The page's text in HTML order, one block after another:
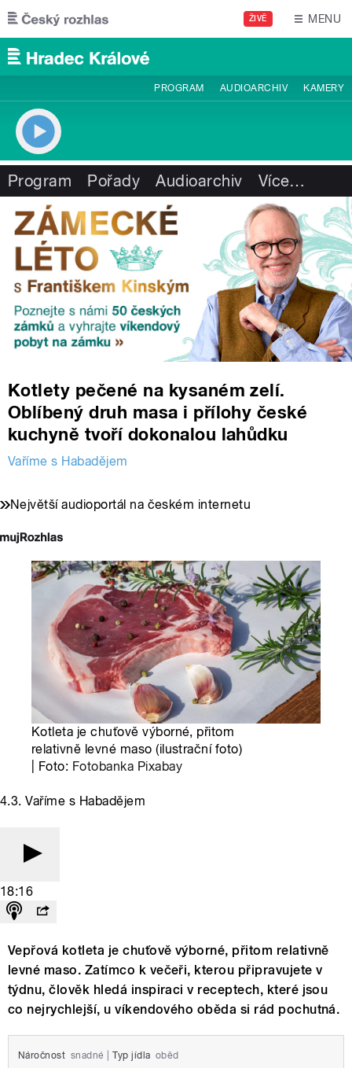
Přejít k hlavnímu obsahu
ŽIVĚ MENU
PROGRAM AUDIOARCHIV KAMERY
Program Pořady Audioarchiv Více…
Kotlety pečené na kysaném zelí.
Oblíbený druh masa i přílohy české
kuchyně tvoří dokonalou lahůdku
Vaříme s Habadějem
Největší audioportál na českém internetu
Kotleta je chuťově výborné, přitom
relativně levné maso (ilustrační foto)
| Foto: Fotobanka Pixabay
4.3. Vaříme s Habadějem
18:16
Vepřová kotleta je chuťově výborné, přitom relativně
levné maso. Zatímco k večeři, kterou připravujete v
týdnu, člověk hledá inspiraci v receptech, které jsou
co nejrychlejší, u víkendového oběda si rád pochutná.
Náročnost snadné Typ jídla oběd